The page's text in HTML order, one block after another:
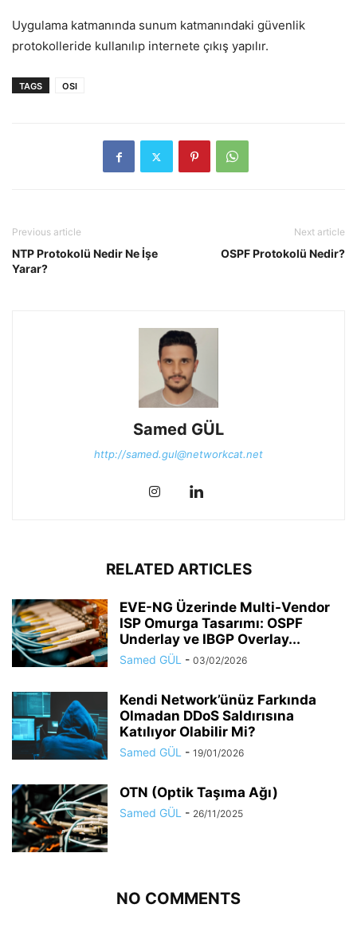
Uygulama katmanında sunum katmanındaki güvenlik
protokolleride kullanılıp internete çıkış yapılır.
TAGS OSI
Previous article
NTP Protokolü Nedir Ne İşe
Yarar?
Next article
OSPF Protokolü Nedir?
Samed GÜL
http://samed.gul@networkcat.net
RELATED ARTICLES
EVE-NG Üzerinde Multi-Vendor
ISP Omurga Tasarımı: OSPF
Underlay ve IBGP Overlay...
Samed GÜL - 03/02/2026
Kendi Network’ünüz Farkında
Olmadan DDoS Saldırısına
Katılıyor Olabilir Mi?
Samed GÜL - 19/01/2026
OTN (Optik Taşıma Ağı)
Samed GÜL - 26/11/2025
NO COMMENTS